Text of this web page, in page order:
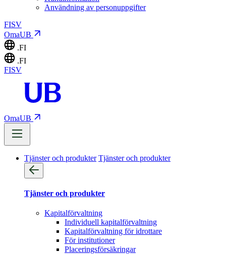
Användning av personuppgifter
FISV
OmaUB
.FI
.FI
FISV
OmaUB
Tjänster och produkter Tjänster och produkter
Tjänster och produkter
Kapitalförvaltning
Individuell kapitalförvaltning
Kapitalförvaltning för idrottare
För institutioner
Placeringsförsäkringar